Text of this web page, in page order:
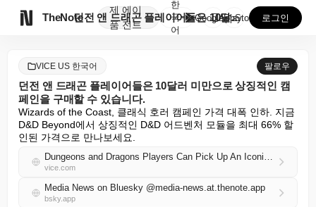
TheNote
제
품
에이
전트
던전 앤 드래곤 플레이어들은 10달러 미만으로 상징적인...
한
국
어
GooglePlay
AppStore 로그인
VICE US 한국어 팔로우
던전 앤 드래곤 플레이어들은 10달러 미만으로 상징적인 캠
페인을 구매할 수 있습니다.
Wizards of the Coast, 클래식 호러 캠페인 가격 대폭 인하. 지금
D&D Beyond에서 상징적인 D&D 어드벤처 모듈을 최대 66% 할
인된 가격으로 만나보세요.
Dungeons and Dragons Players Can Pick Up An Iconic Campaign For Under $10
vice.com
Media News on Bluesky @media-news.at.thenote.app
bsky.app